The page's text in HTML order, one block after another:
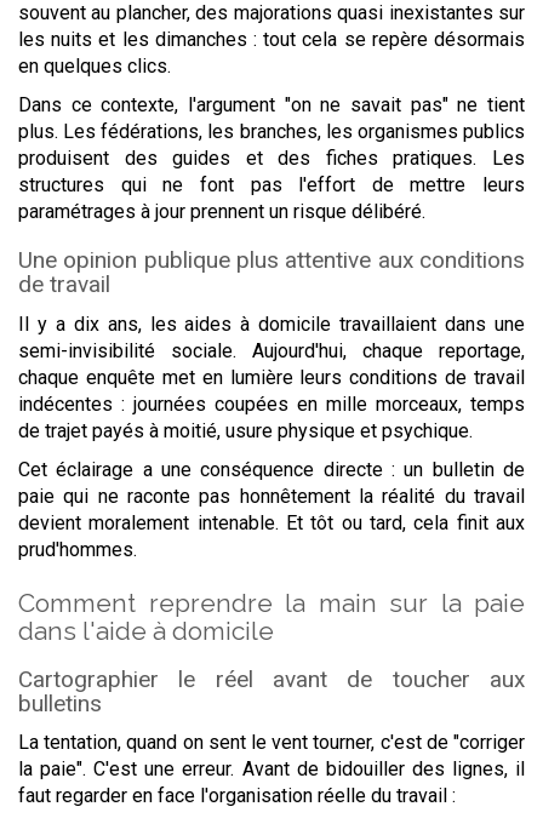
souvent au plancher, des majorations quasi inexistantes sur
les nuits et les dimanches : tout cela se repère désormais
en quelques clics.
Dans ce contexte, l'argument "on ne savait pas" ne tient
plus. Les fédérations, les branches, les organismes publics
produisent des guides et des fiches pratiques. Les
structures qui ne font pas l'effort de mettre leurs
paramétrages à jour prennent un risque délibéré.
Une opinion publique plus attentive aux conditions
de travail
Il y a dix ans, les aides à domicile travaillaient dans une
semi-invisibilité sociale. Aujourd'hui, chaque reportage,
chaque enquête met en lumière leurs conditions de travail
indécentes : journées coupées en mille morceaux, temps
de trajet payés à moitié, usure physique et psychique.
Cet éclairage a une conséquence directe : un bulletin de
paie qui ne raconte pas honnêtement la réalité du travail
devient moralement intenable. Et tôt ou tard, cela finit aux
prud'hommes.
Comment reprendre la main sur la paie
dans l'aide à domicile
Cartographier le réel avant de toucher aux
bulletins
La tentation, quand on sent le vent tourner, c'est de "corriger
la paie". C'est une erreur. Avant de bidouiller des lignes, il
faut regarder en face l'organisation réelle du travail :